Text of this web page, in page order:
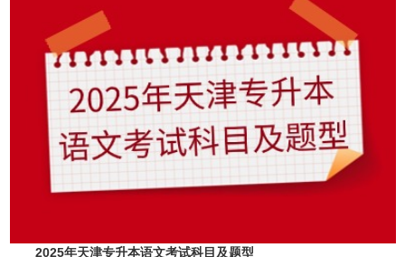
2025年天津专升本语文考试科目及题型